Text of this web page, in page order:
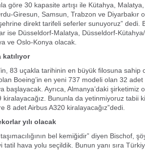
göre 30 kapasite artışı ile Kütahya,
Giresun, Samsun, Trabzon ve Diyarbakır
direkt tarifeli seferler sunuyoruz” dedi.
ise Düsseldorf-Malatya, Düsseldorf-
ve Oslo-Konya olacak.
83 uçakla tarihinin en büyük filosuna sahip
Boeing’in en yeni 737 modeli olan 32 adet
başlayacak. Ayrıca, Almanya’daki şirketimiz
Bununla da yetinmiyoruz tabii ki;
8 adet Airbus A320 kiralayacağız”dedi.
yılı olacak
bel kemiğidir” diyen Bischof,
tatil hava yolu seçildik. Bunun yanı sıra